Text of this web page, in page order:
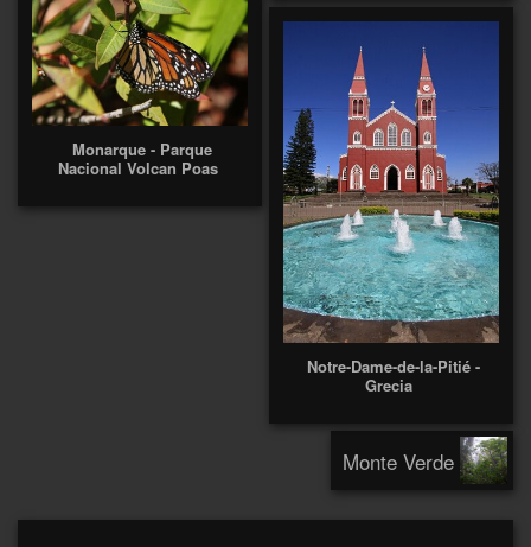
Monarque - Parque
Nacional Volcan Poas
Notre-Dame-de-la-Pitié -
Grecia
Monte Verde